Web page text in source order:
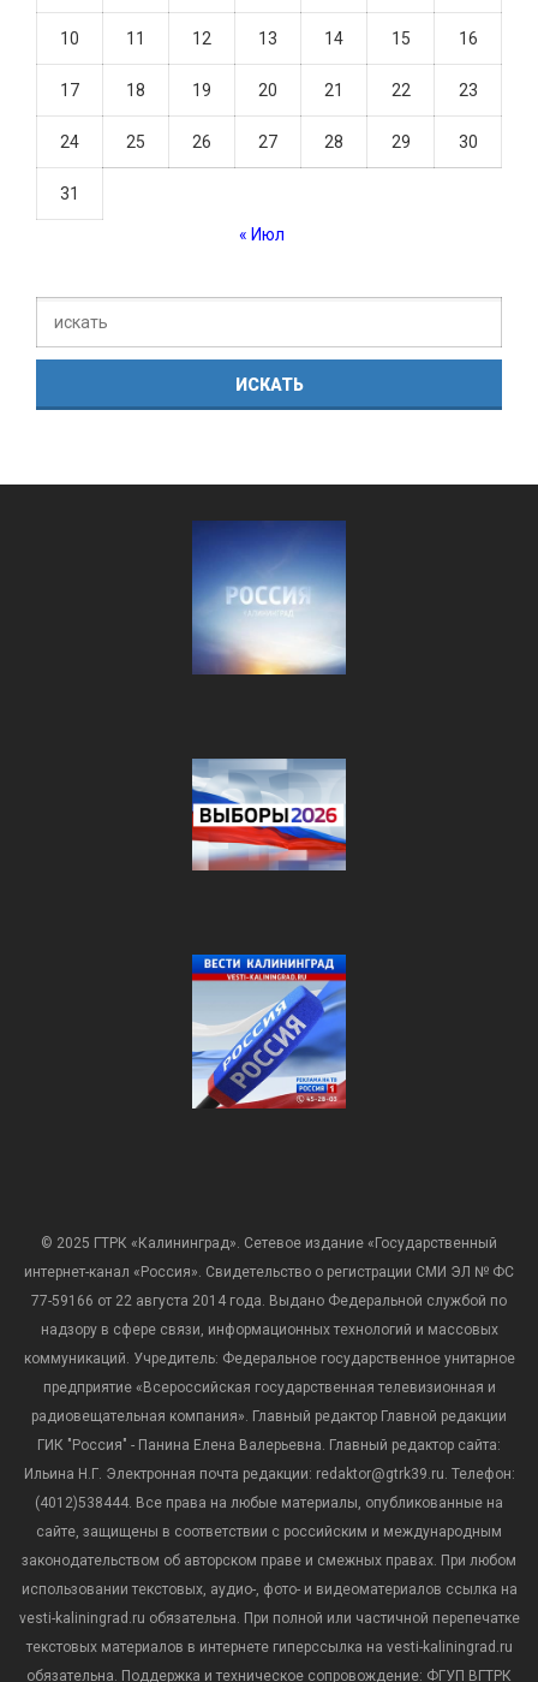
10 11 12 13 14 15 16
17 18 19 20 21 22 23
24 25 26 27 28 29 30
31
« Июл
© 2025 ГТРК «Калининград». Сетевое издание «Государственный
интернет-канал «Россия». Свидетельство о регистрации СМИ ЭЛ № ФС
77-59166 от 22 августа 2014 года. Выдано Федеральной службой по
надзору в сфере связи, информационных технологий и массовых
коммуникаций. Учредитель: Федеральное государственное унитарное
предприятие «Всероссийская государственная телевизионная и
радиовещательная компания». Главный редактор Главной редакции
ГИК "Россия" - Панина Елена Валерьевна. Главный редактор сайта:
Ильина Н.Г. Электронная почта редакции: redaktor@gtrk39.ru. Телефон:
(4012)538444. Все права на любые материалы, опубликованные на
сайте, защищены в соответствии с российским и международным
законодательством об авторском праве и смежных правах. При любом
использовании текстовых, аудио-, фото- и видеоматериалов ссылка на
vesti-kaliningrad.ru обязательна. При полной или частичной перепечатке
текстовых материалов в интернете гиперссылка на vesti-kaliningrad.ru
обязательна. Поддержка и техническое сопровождение: ФГУП ВГТРК